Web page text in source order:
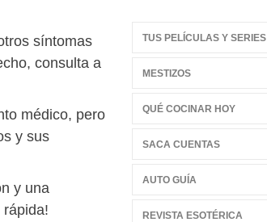
síntomas
consulta a
médico, pero
y sus
y una
TUS PELÍCULAS Y SERIES
MESTIZOS
QUÉ COCINAR HOY
SACA CUENTAS
AUTO GUÍA
REVISTA ESOTÉRICA